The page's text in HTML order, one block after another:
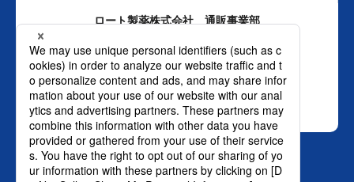
ロート製薬株式会社 通販事業部
0120-880-610
月～土：9時～21時 日祝：9時～18時
（年末年始を除く）
おかけ間違いのないようご注意ください。
SNS オフィシャルアカウント